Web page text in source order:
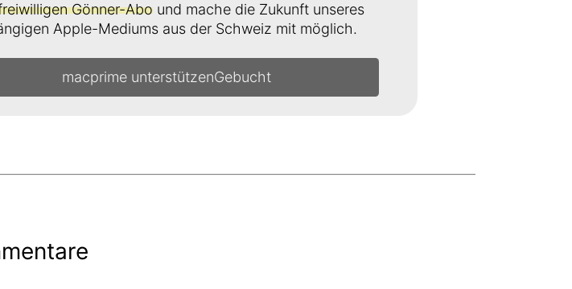
Gönner-Abound mache die Zukunft unseres
Apple-Mediums aus der Schweiz mit möglich.
macprime unterstützen